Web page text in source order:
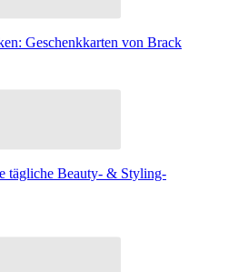
Geschenkkarten von Brack
tägliche Beauty- & Styling-